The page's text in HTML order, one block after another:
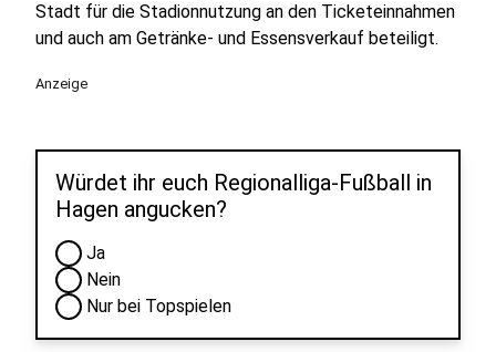
Stadt für die Stadionnutzung an den Ticketeinnahmen
und auch am Getränke- und Essensverkauf beteiligt.
Anzeige
Würdet ihr euch Regionalliga-Fußball in
Hagen angucken?
Ja
Nein
Nur bei Topspielen